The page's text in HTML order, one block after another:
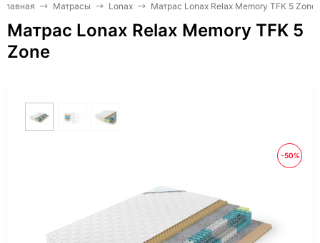
Главная Матрасы Lonax Матрас Lonax Relax Memory TFK 5 Zone
Матрас Lonax Relax Memory TFK 5
Zone
-50%